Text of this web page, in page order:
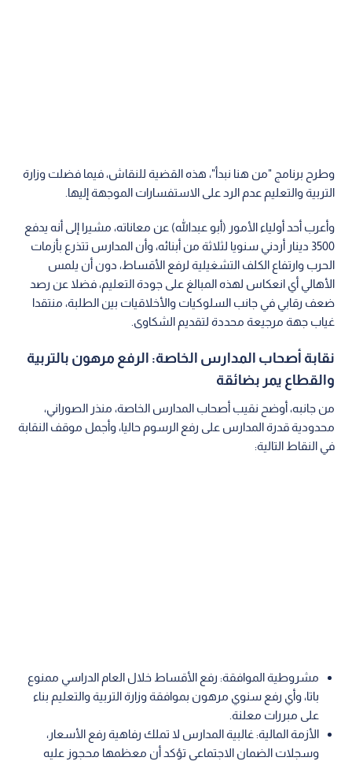
وطرح برنامج "من هنا نبدأ"، هذه القضية للنقاش، فيما فضلت وزارة
التربية والتعليم عدم الرد على الاستفسارات الموجهة إليها.
وأعرب أحد أولياء الأمور (أبو عبدالله) عن معاناته، مشيرا إلى أنه يدفع
3500 دينار أردني سنويا لثلاثة من أبنائه، وأن المدارس تتذرع بأزمات
الحرب وارتفاع الكلف التشغيلية لرفع الأقساط، دون أن يلمس
الأهالي أي انعكاس لهذه المبالغ على جودة التعليم، فضلا عن رصد
ضعف رقابي في جانب السلوكيات والأخلاقيات بين الطلبة، منتقدا
غياب جهة مرجيعة محددة لتقديم الشكاوى.
نقابة أصحاب المدارس الخاصة: الرفع مرهون بالتربية
والقطاع يمر بضائقة
من جانبه، أوضح نقيب أصحاب المدارس الخاصة، منذر الصوراني،
محدودية قدرة المدارس على رفع الرسوم حاليا، وأجمل موقف النقابة
في النقاط التالية:
مشروطية الموافقة: رفع الأقساط خلال العام الدراسي ممنوع
باتا، وأي رفع سنوي مرهون بموافقة وزارة التربية والتعليم بناء
على مبررات معلنة.
الأزمة المالية: غالبية المدارس لا تملك رفاهية رفع الأسعار،
وسجلات الضمان الاجتماعي تؤكد أن معظمها محجوز عليه